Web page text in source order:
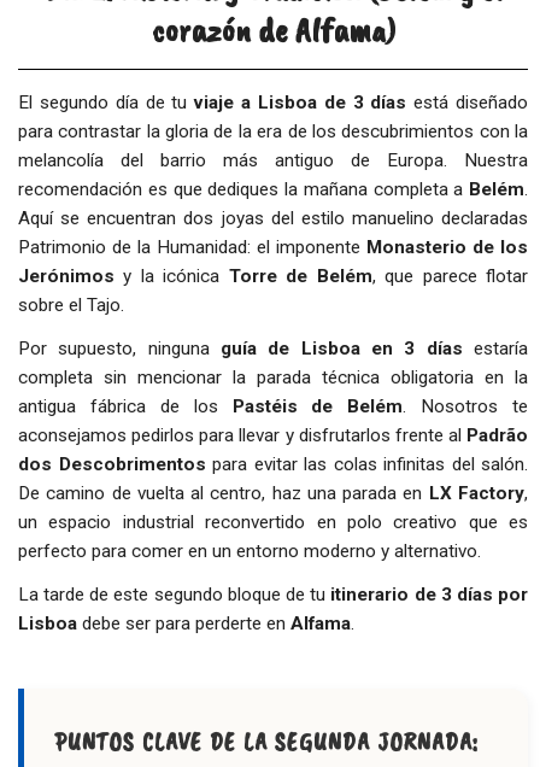
corazón de Alfama)
El segundo día de tuviaje a Lisboa de 3 días está diseñado
para contrastar la gloria de la era de los descubrimientos con la
melancolía del barrio más antiguo de Europa. Nuestra
recomendación es que dediques la mañana completa a Belém
Aquí se encuentran dos joyas del estilo manuelino declaradas
Patrimonio de la Humanidad: el imponente Monasterio de los
Jerónimos y la icónica Torre de Belém, que parece flotar
sobre el Tajo.
Por supuesto, ninguna guía de Lisboa en 3 días estaría
completa sin mencionar la parada técnica obligatoria en la
antigua fábrica de los Pastéis de Belém . Nosotros te
aconsejamos pedirlos para llevar y disfrutarlos frente al Padrão
dos Descobrimentos para evitar las colas infinitas del salón.
De camino de vuelta al centro, haz una parada en LX Factory,
un espacio industrial reconvertido en polo creativo que es
perfecto para comer en un entorno moderno y alternativo.
La tarde de este segundo bloque de tu itinerario de 3 días por
Lisboa debe ser para perderte en Alfama
PUNTOS CLAVE DE LA SEGUNDA JORNADA: